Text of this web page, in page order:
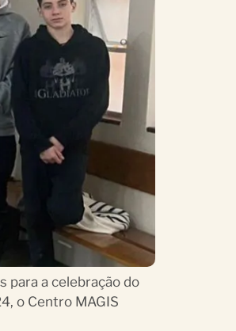
para a celebração do
o Centro MAGIS